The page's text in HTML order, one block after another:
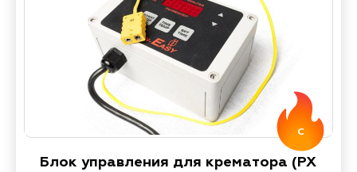
C
Блок управления для крематора (PX